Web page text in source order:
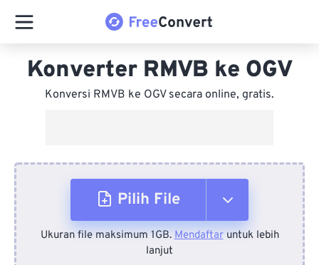
Konverter RMVB ke OGV
Konversi RMVB ke OGV secara online, gratis.
Pilih File
Dari Perangkat
Ukuran file maksimum 1GB.Mendaftaruntuk lebih
lanjut